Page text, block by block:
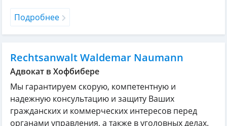
Подробнее
Rechtsanwalt Waldemar Naumann
Адвокат в Хофбибере
Мы гарантируем скорую, компетентную и
надежную консультацию и защиту Ваших
гражданских и коммерческих интересов перед
органами управления, а также в уголовных делах.